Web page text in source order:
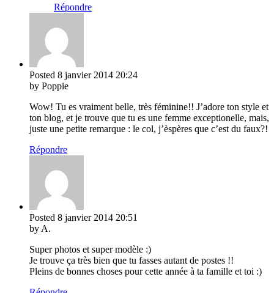
Répondre
Posted 8 janvier 2014 20:24
by Poppie
Wow! Tu es vraiment belle, très féminine!! J’adore ton style et
ton blog, et je trouve que tu es une femme exceptionelle, mais,
juste une petite remarque : le col, j’èspères que c’est du faux?!
Répondre
Posted 8 janvier 2014 20:51
by A.
Super photos et super modèle :)
Je trouve ça très bien que tu fasses autant de postes !!
Pleins de bonnes choses pour cette année à ta famille et toi :)